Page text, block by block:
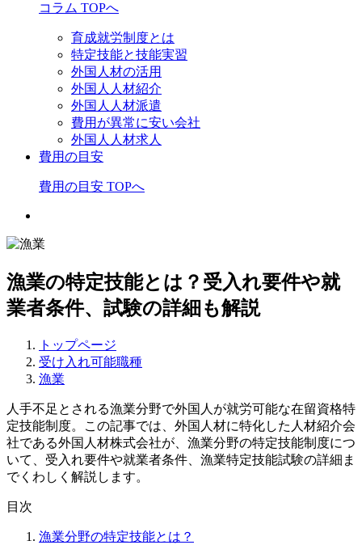
コラム TOPへ
育成就労制度とは
特定技能と技能実習
外国人材の活用
外国人人材紹介
外国人人材派遣
費用が異常に安い会社
外国人人材求人
費用の目安
費用の目安 TOPへ
漁業の特定技能とは？受入れ要件や就
業者条件、試験の詳細も解説
トップページ
受け入れ可能職種
漁業
人手不足とされる漁業分野で外国人が就労可能な在留資格特
定技能制度。この記事では、外国人材に特化した人材紹介会
社である外国人材株式会社が、漁業分野の特定技能制度につ
いて、受入れ要件や就業者条件、漁業特定技能試験の詳細ま
でくわしく解説します。
目次
漁業分野の特定技能とは？